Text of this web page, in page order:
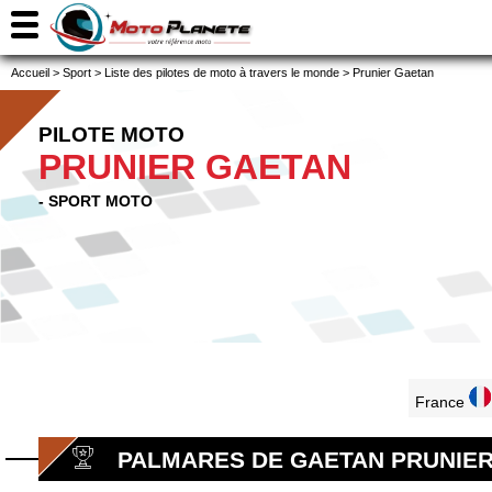
Accueil > Sport > Liste des pilotes de moto à travers le monde > Prunier Gaetan
PILOTE MOTO
PRUNIER GAETAN
- SPORT MOTO
France
PALMARES DE GAETAN